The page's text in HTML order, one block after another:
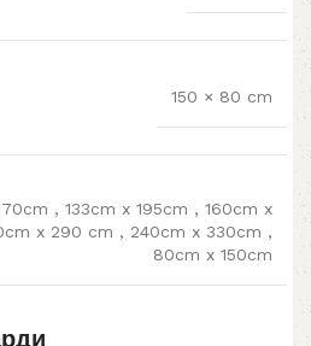
150 × 80 cm
, 133cm x 195cm , 160cm x
x 290 cm , 240cm x 330cm ,
80cm x 150cm